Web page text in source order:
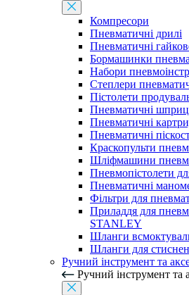
Компресори
Пневматичні дрилі
Пневматичні
Бормашинки
Набори
Степлери
Пістолети
Пневматичні
Пневматичні
Пневматичні
Краскопульти
Шліфмашини
Пневмопістолети
Пневматичні
Фільтри для
Приладдя для
STANLEY
Шланги
Шланги для
Ручний інструмент та
Ручний інструмент та